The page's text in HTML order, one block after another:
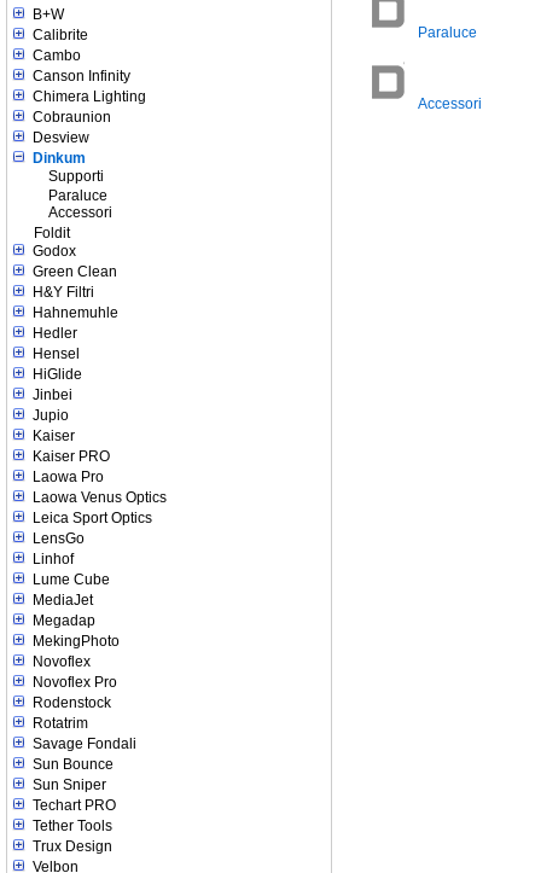
B+W
Calibrite
Cambo
Canson Infinity
Chimera Lighting
Cobraunion
Desview
Dinkum
Supporti
Paraluce
Accessori
Foldit
Godox
Green Clean
H&Y Filtri
Hahnemuhle
Hedler
Hensel
HiGlide
Jinbei
Jupio
Kaiser
Kaiser PRO
Laowa Pro
Laowa Venus Optics
Leica Sport Optics
LensGo
Linhof
Lume Cube
MediaJet
Megadap
MekingPhoto
Novoflex
Novoflex Pro
Rodenstock
Rotatrim
Savage Fondali
Sun Bounce
Sun Sniper
Techart PRO
Tether Tools
Trux Design
Velbon
Paraluce
Accessori